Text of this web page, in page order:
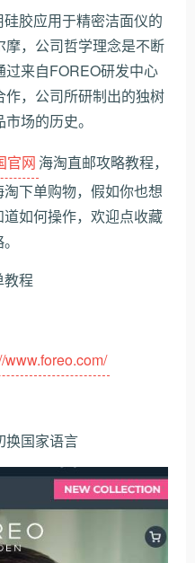
胶应用于精密洁面仪的
，公司哲学理念是不断
来自FOREO研发中心
，公司所研制出的独树
场的历史。
官网 海淘直邮攻略教程，
下单购物，假如你也想
如何操作，欢迎点收藏
程
www.foreo.com/
换国家语言